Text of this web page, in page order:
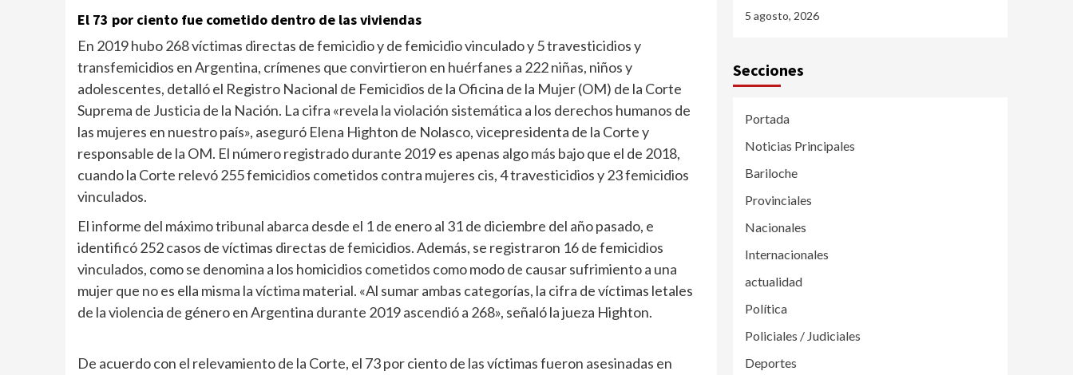
El 73 por ciento fue cometido dentro de las viviendas
En 2019 hubo 268 víctimas directas de femicidio y de femicidio vinculado y 5 travesticidios y
transfemicidios en Argentina, crímenes que convirtieron en huérfanes a 222 niñas, niños y
adolescentes, detalló el Registro Nacional de Femicidios de la Oficina de la Mujer (OM) de la Corte
Suprema de Justicia de la Nación. La cifra «revela la violación sistemática a los derechos humanos de
las mujeres en nuestro país», aseguró Elena Highton de Nolasco, vicepresidenta de la Corte y
responsable de la OM. El número registrado durante 2019 es apenas algo más bajo que el de 2018,
cuando la Corte relevó 255 femicidios cometidos contra mujeres cis, 4 travesticidios y 23 femicidios
vinculados.
El informe del máximo tribunal abarca desde el 1 de enero al 31 de diciembre del año pasado, e
identificó 252 casos de víctimas directas de femicidios. Además, se registraron 16 de femicidios
vinculados, como se denomina a los homicidios cometidos como modo de causar sufrimiento a una
mujer que no es ella misma la víctima material. «Al sumar ambas categorías, la cifra de víctimas letales
de la violencia de género en Argentina durante 2019 ascendió a 268», señaló la jueza Highton.
De acuerdo con el relevamiento de la Corte, el 73 por ciento de las víctimas fueron asesinadas en
5 agosto, 2026
Secciones
Portada
Noticias Principales
Bariloche
Provinciales
Nacionales
Internacionales
actualidad
Política
Policiales / Judiciales
Deportes